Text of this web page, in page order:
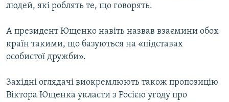
людей, які роблять те, що говорять.
А президент Ющенко навіть назвав взаємини обох
країн такими, що базуються на «підставах
особистої дружби».
Західні оглядачі виокремлюють також пропозицію
Віктора Ющенка укласти з Росією угоду про